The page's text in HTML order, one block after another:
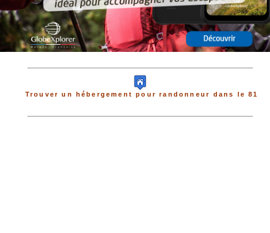
Trouver un hébergement pour randonneur dans le 81